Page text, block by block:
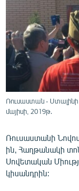
ՏԱՐԱԾԱՇՐՋԱՆ
ՄԻՋԱԶԳԱՅԻՆ
ՄՇԱԿՈՒՅԹ
ՍՊՈՐՏ
ՏՏ ԵՒ ԻՆՏԵՐՆԵՏ
ԿՈՐՈՆԱՎԻՐՈՒՍ
ՏԵՍԱՆՅՈՒԹԵՐ
ԲԱՆԱՎԵՃ
Ռուսաստան - Ստալինի
մայիսի, 2019թ․
Ռուսաստանի
ին, Հաղթանակի
Սովետական
կիսանդրին: